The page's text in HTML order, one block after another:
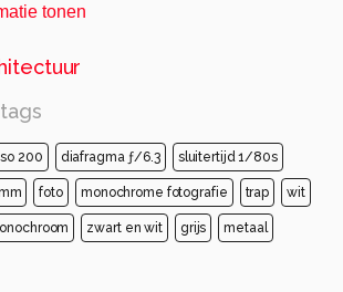
tonen
200 diafragma ƒ/6.3 sluitertijd 1/80s
foto monochrome fotografie trap wit
zwart en wit grijs metaal